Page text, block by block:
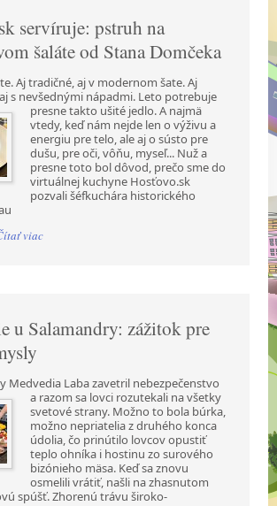
servíruje: pstruh na
šaláte od Stana Domčeka
Aj tradičné, aj v modernom šate. Aj
s nevšednými nápadmi. Leto potrebuje
presne takto ušité jedlo. A najmä
vtedy, keď nám nejde len o výživu a
energiu pre telo, ale aj o sústo pre
dušu, pre oči, vôňu, myseľ... Nuž a
presne toto bol dôvod, prečo sme do
virtuálnej kuchyne Hosťovo.sk
pozvali šéfkuchára historického
viac
u Salamandry: zážitok pre
Medvedia Laba zavetril nebezpečenstvo
a razom sa lovci rozutekali na všetky
svetové strany. Možno to bola búrka,
možno nepriatelia z druhého konca
údolia, čo prinútilo lovcov opustiť
teplo ohníka i hostinu zo surového
bizónieho mäsa. Keď sa znovu
osmelili vrátiť, našli na zhasnutom
spúšť. Zhorenú trávu široko-